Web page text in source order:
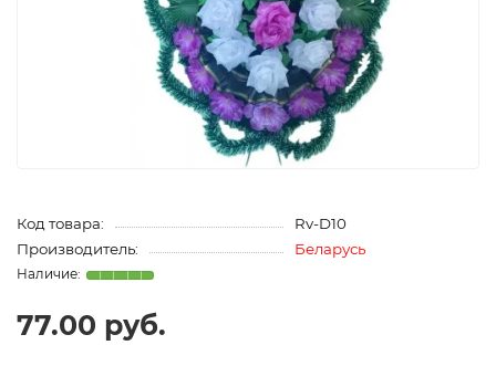
Код товара:
Rv-D10
Производитель:
Беларусь
77.00 руб.